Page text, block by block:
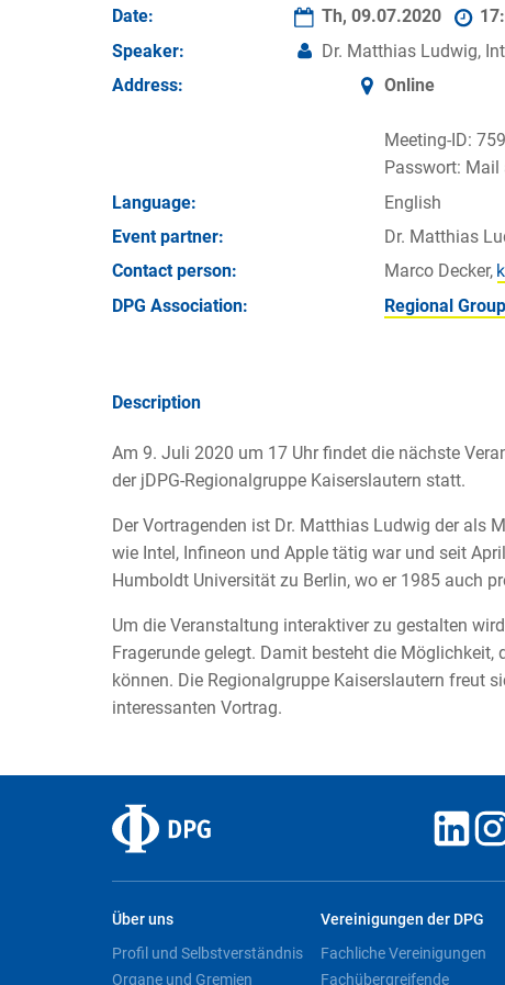
Date: Th, 09.07.2020
Speaker:
Dr. Matthias Ludwig,
Address:
Online
Meeting-ID:
Passwort: Mail
Language:
English
Event partner:
Dr. Matthias
Contact person:
Marco Decker,
DPG Association:
Regional
Description
Am 9. Juli 2020 um 17 Uhr findet die nächste
der jDPG-Regionalgruppe Kaiserslautern statt.
Der Vortragenden ist Dr. Matthias Ludwig der als
wie Intel, Infineon und Apple tätig war und seit
Humboldt Universität zu Berlin, wo er 1985 auch
Um die Veranstaltung interaktiver zu gestalten
Fragerunde gelegt. Damit besteht die
können. Die Regionalgruppe Kaiserslautern freut
interessanten Vortrag.
Über uns
Profil und Selbstverständnis
Organe und Gremien
Vereinigungen der DPG
Fachliche Vereinigungen
Fachübergreifende